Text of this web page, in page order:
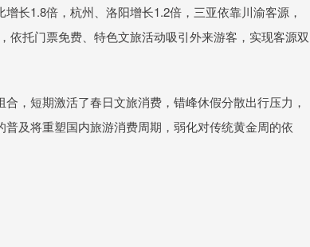
长1.8倍，杭州、洛阳增长1.2倍，三亚依靠川渝客源，
托门票免费、特色文旅活动吸引外来游客，实现客源双
短期激活了春日文旅消费，错峰休假分散出行压力，
及将重塑国内旅游消费周期，弱化对传统黄金周的依